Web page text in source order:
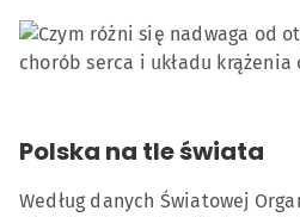
Polska na tle świata
Według danych Światowej